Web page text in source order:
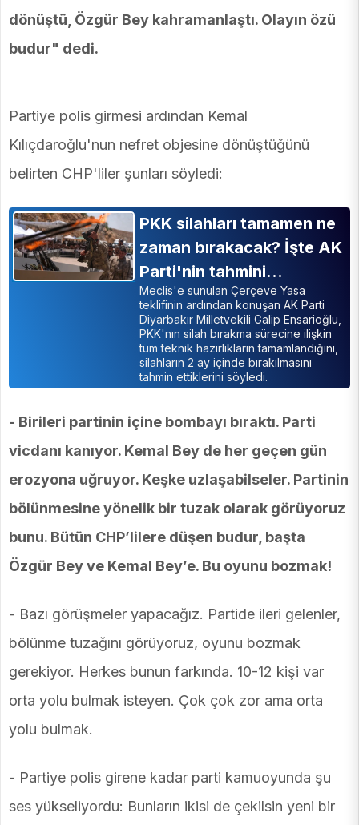
dönüştü, Özgür Bey kahramanlaştı. Olayın özü
budur" dedi.
Partiye polis girmesi ardından Kemal
Kılıçdaroğlu'nun nefret objesine dönüştüğünü
belirten CHP'liler şunları söyledi:
PKK silahları tamamen ne
zaman bırakacak? İşte AK
Parti'nin tahmini…
Meclis'e sunulan Çerçeve Yasa
teklifinin ardından konuşan AK Parti
Diyarbakır Milletvekili Galip Ensarioğlu,
PKK'nın silah bırakma sürecine ilişkin
tüm teknik hazırlıkların tamamlandığını,
silahların 2 ay içinde bırakılmasını
tahmin ettiklerini söyledi.
- Birileri partinin içine bombayı bıraktı. Parti
vicdanı kanıyor. Kemal Bey de her geçen gün
erozyona uğruyor. Keşke uzlaşabilseler. Partinin
bölünmesine yönelik bir tuzak olarak görüyoruz
bunu. Bütün CHP’lilere düşen budur, başta
Özgür Bey ve Kemal Bey’e. Bu oyunu bozmak!
- Bazı görüşmeler yapacağız. Partide ileri gelenler,
bölünme tuzağını görüyoruz, oyunu bozmak
gerekiyor. Herkes bunun farkında. 10-12 kişi var
orta yolu bulmak isteyen. Çok çok zor ama orta
yolu bulmak.
- Partiye polis girene kadar parti kamuoyunda şu
ses yükseliyordu: Bunların ikisi de çekilsin yeni bir